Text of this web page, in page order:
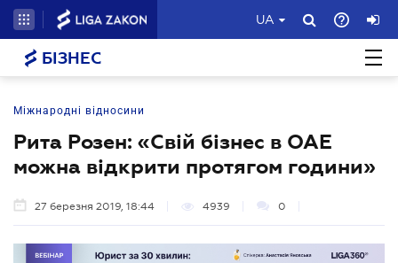
UA
БІЗНЕС
Міжнародні відносини
Рита Розен: «Свій бізнес в ОАЕ
можна відкрити протягом години»
27 березня 2019, 18:44 4939 0